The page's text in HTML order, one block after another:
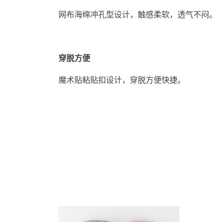
网布海绵冲孔型设计，触感柔软，透气不闷。
穿脱方便
魔术贴粘贴扣设计，穿脱方便快捷。